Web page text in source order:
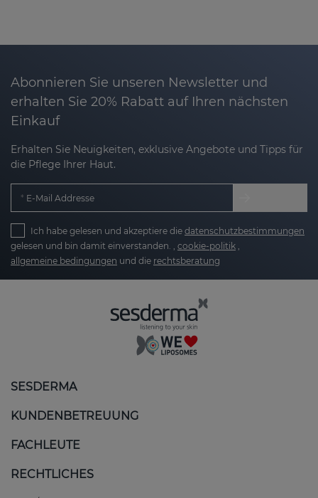
Abonnieren Sie unseren Newsletter und
erhalten Sie 20% Rabatt auf Ihren nächsten
Einkauf
Erhalten Sie Neuigkeiten, exklusive Angebote und Tipps für
die Pflege Ihrer Haut.
E-Mail Addresse
Ich habe gelesen und akzeptiere die datenschutzbestimmungen
gelesen und bin damit einverstanden. , cookie-politik
allgemeine bedingungen und die rechtsberatung
SESDERMA
KUNDENBETREUUNG
FACHLEUTE
RECHTLICHES